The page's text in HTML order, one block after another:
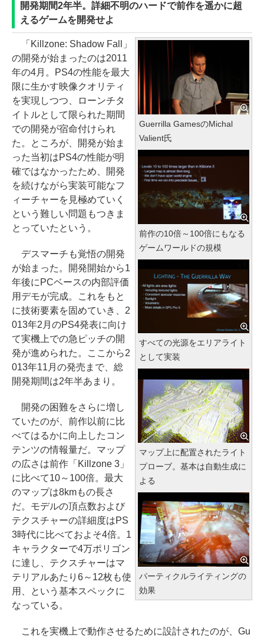
開発期間2年半。詳細不明のハードで前作を遥かに超
えるゲームを開発せよ
Guerrilla GamesのMichal
Valient氏
前作の10倍～100倍にもなる
ゲームワールドの規模
すべての光源をエリアライト
として実装
マップ上に配置されたライト
プローブ。基本は自動生成に
よる
パーティクルライティングの
効果
「Killzone: Shadow Fall」
の開発が始まったのは2011
年の4月。PS4の性能を最大
限に生かす映像クオリティ
を実現しつつ、ローンチタ
イトルとして限られた期間
での開発が宿命付けられ
た。ところが、開発が始ま
った当初はPS4の性能が明
確ではなかったため、開発
を続けながら実装可能なフ
ィーチャーを見極めていく
という難しい問題もつきま
とっていたという。
デスマーチも覚悟の開発
が始まった。開発開始から1
年後にPCベースの内部評価
用デモが完成。これをもと
に技術要素を固めていき、2
013年2月のPS4発表に向け
て実機上での急ピッチの開
発が進められた。ここから2
013年11月の発売まで、総
開発期間は2年半あまり。
開発の困難をさらに増し
ていたのが、前作以前に比
べてはるかに向上したコン
テンツの情報量だ。マップ
の広さは前作「Killzone 3」
に比べて10～100倍。最大
のマップは8kmもの長さ
だ。モデルの頂点数および
テクスチャーの詳細度はPS
3時代に比べておよそ4倍。1
キャラクターで4万ポリゴン
に達し、テクスチャーはマ
テリアルあたり6～12枚も使
用、という基本スペックに
なっている。
これを実機上で動作させるために設計されたのが、Gu